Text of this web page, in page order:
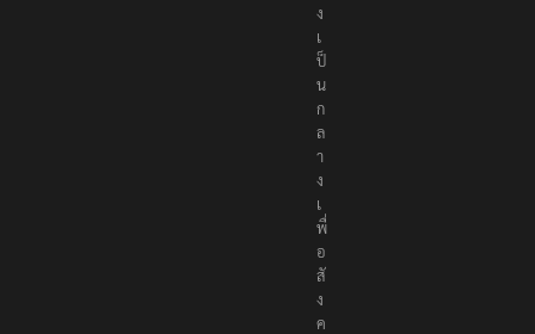
ง
เ
ป็
น
ก
ล
า
ง
เ
พื่
อ
สั
ง
ค